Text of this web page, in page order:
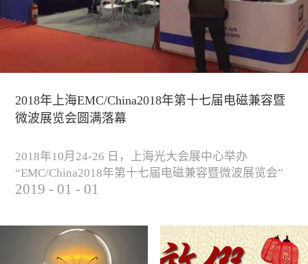
2018年上海EMC/China2018年第十七届电磁兼容暨
微波展览会圆满落幕
2018年10月24-26 日，上海光大会展中心举办
“EMC/China2018年第十七届电磁兼容暨微波展览会”
圆满落幕。我公司与来自军工、汽车、科研院校、通
状与未来，并展出测试、整改等行业尖端设备，吸引
业内外人士参观驻足。展会期间我公司举办了《电磁
兼容测试和设计技术》技术讲座，本次讲座同时特邀
2019 - 01 - 01